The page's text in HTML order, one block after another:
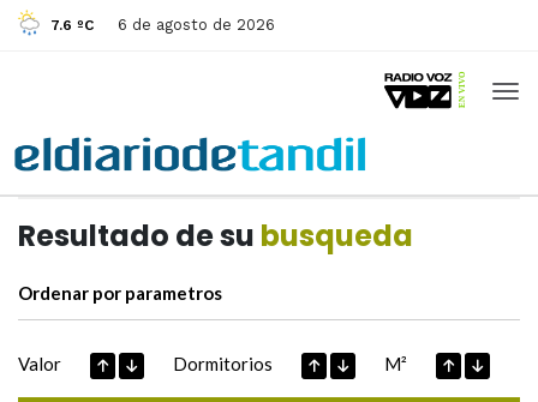
7.6 ºC 6 de agosto de 2026
Resultado de su busqueda
Ordenar por parametros
Valor Dormitorios M²